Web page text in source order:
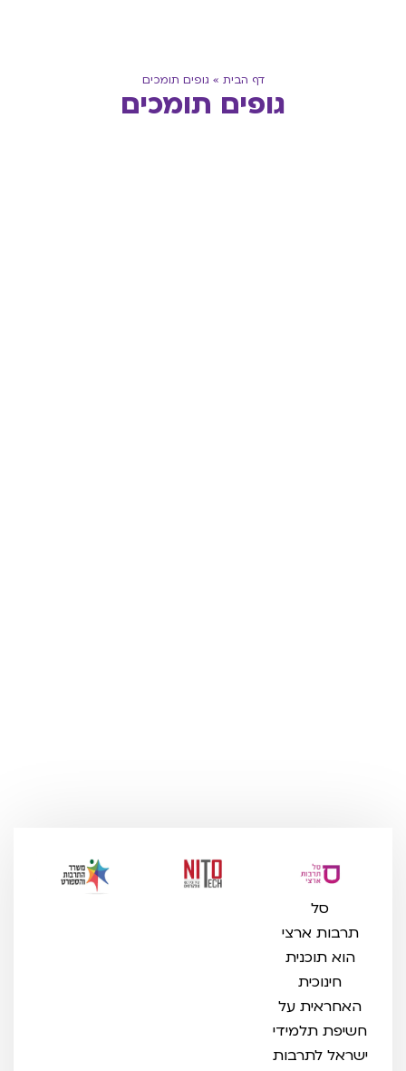
דף הבית » גופים תומכים
גופים תומכים
סל
תרבות ארצי
הוא תוכנית
חינוכית
האחראית על
חשיפת תלמידי
ישראל לתרבות